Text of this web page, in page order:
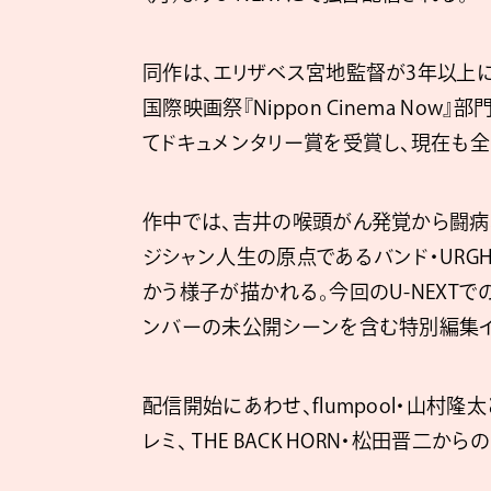
同作は、エリザベス宮地監督が3年以
国際映画祭『Nippon Cinema Now』部
てドキュメンタリー賞を受賞し、現在も
作中では、吉井の喉頭がん発覚から闘病
ジシャン人生の原点であるバンド・
かう様子が描かれる。今回のU-NEXTで
ンバーの未公開シーンを含む特別編集
配信開始にあわせ、flumpool・山村隆太
レミ、 THE BACK HORN・松田晋二から